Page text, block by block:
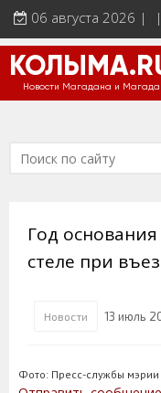
06 августа 2026 | |
Новости Магадана и
Год
стеле при
Новости 13 июль
Фото: Пресс-службы